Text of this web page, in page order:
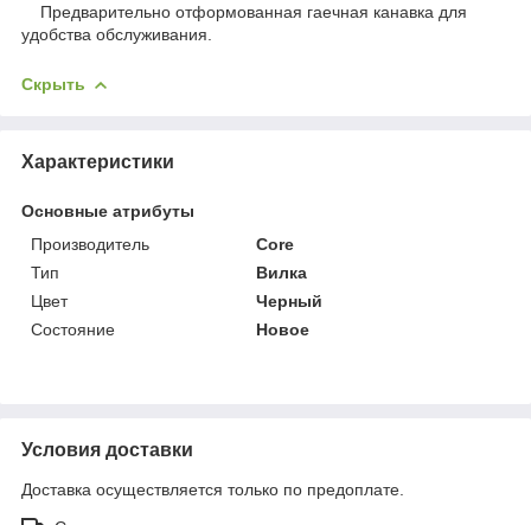
Предварительно отформованная гаечная канавка для
удобства обслуживания.
Скрыть
Характеристики
Основные атрибуты
Производитель
Core
Тип
Вилка
Цвет
Черный
Состояние
Новое
Условия доставки
Доставка осуществляется только по предоплате.